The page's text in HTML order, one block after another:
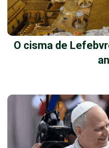
O cisma de